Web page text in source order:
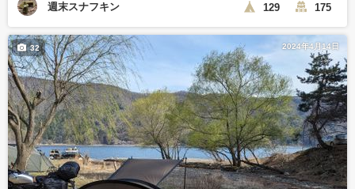
週末スナフキン 129 175
2024年4月14日
32